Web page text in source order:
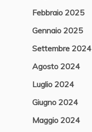
Febbraio 2025
Gennaio 2025
Settembre 2024
Agosto 2024
Luglio 2024
Giugno 2024
Maggio 2024